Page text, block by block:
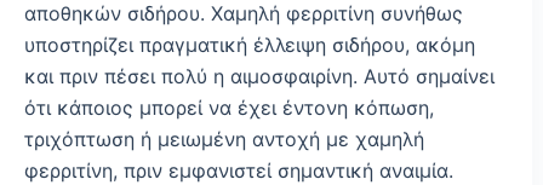
αποθηκών σιδήρου. Χαμηλή φερριτίνη συνήθως
υποστηρίζει πραγματική έλλειψη σιδήρου, ακόμη
και πριν πέσει πολύ η αιμοσφαιρίνη. Αυτό σημαίνει
ότι κάποιος μπορεί να έχει έντονη κόπωση,
τριχόπτωση ή μειωμένη αντοχή με χαμηλή
φερριτίνη, πριν εμφανιστεί σημαντική αναιμία.